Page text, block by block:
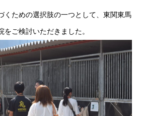
くための選択肢の一つとして、東関東馬
をご検討いただきました。